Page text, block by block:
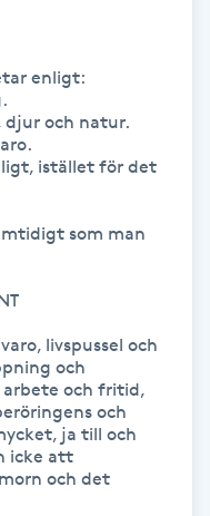
enligt:
djur och natur.
istället för det
som man
livspussel och
och
och fritid,
och
ja till och
icke att
och det